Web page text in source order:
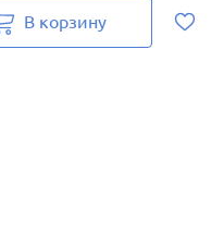
В корзину